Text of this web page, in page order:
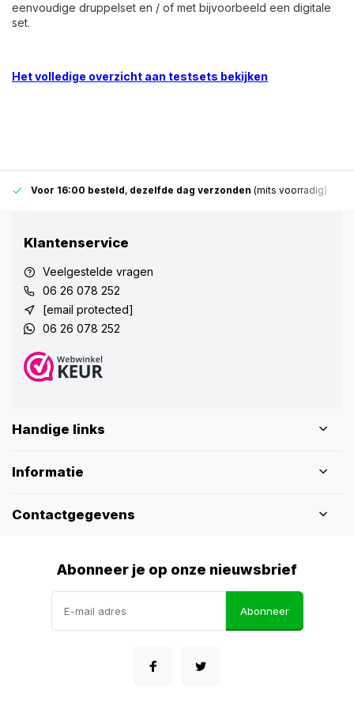
eenvoudige druppelset en / of met bijvoorbeeld een digitale
set.
Het volledige overzicht aan testsets bekijken
Voor 16:00 besteld, dezelfde dag verzonden (mits voorradig)
Klantenservice
Veelgestelde vragen
06 26 078 252
[email protected]
06 26 078 252
Handige links
Informatie
Contactgegevens
Abonneer je op onze nieuwsbrief
Abonneer